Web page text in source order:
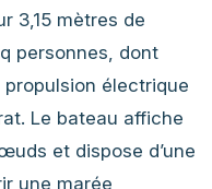
3,15 mètres de
personnes, dont
propulsion électrique
Le bateau affiche
et dispose d’une
une marée